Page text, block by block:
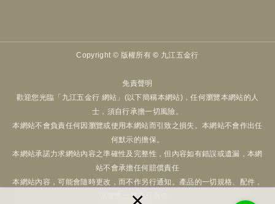
Copyright © 版權所有 © 九江五金行
免責聲明
歡迎您光臨「九江五金行 網站」(以下簡稱本網站)，任何瀏覽本網站的人
士，須自行承擔一切風險。
本網站不會負責任何因瀏覽或使用本網站而引致之損失。本網站不會作出任
何默示的擔保。
本網站承諾力求網站內容之準確性及完整性，但內容如有錯誤或遺漏，本網
站不會承擔任何賠償責任
本網站內容，可能會隨時更改，而不作另行通知。產品的一切規格、配件，
以實際出貨商品為準。